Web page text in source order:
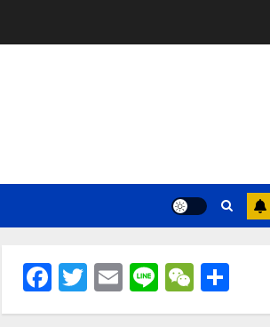
Facebook
Twitter
Email
LineWeChat
分
享